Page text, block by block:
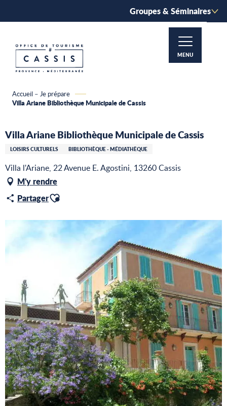
principal
Groupes & Séminaires
MENU
Accueil – Je prépare
Villa Ariane Bibliothèque Municipale de Cassis
Villa Ariane Bibliothèque Municipale de Cassis
LOISIRS CULTURELS BIBLIOTHÈQUE - MÉDIATHÈQUE
Villa l'Ariane, 22 Avenue E. Agostini, 13260 Cassis
M'y rendre
PartagerAjouter aux favoris